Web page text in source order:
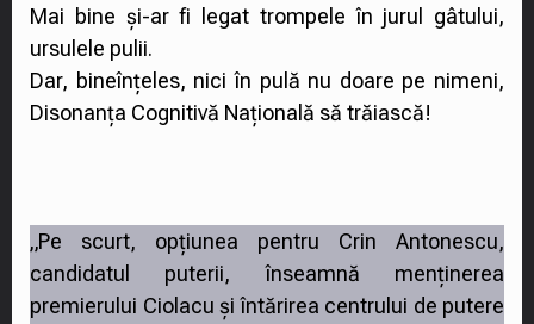
Mai bine și-ar fi legat trompele în jurul gâtului,
ursulele pulii.
Dar, bineînțeles, nici în pulă nu doare pe nimeni,
Disonanța Cognitivă Națională să trăiască!
„Pe scurt, opțiunea pentru Crin Antonescu,
candidatul puterii, înseamnă menținerea
premierului Ciolacu și întărirea centrului de putere